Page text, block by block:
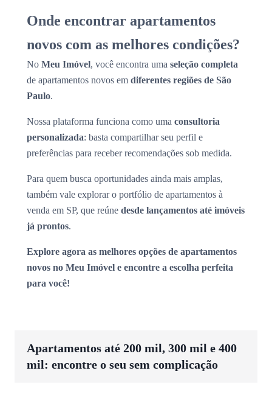
Onde encontrar apartamentos
novos com as melhores condições?
No Meu Imóvel, você encontra uma seleção completa
de apartamentos novos em diferentes regiões de São
Paulo.
Nossa plataforma funciona como uma consultoria
personalizada: basta compartilhar seu perfil e
preferências para receber recomendações sob medida.
Para quem busca oportunidades ainda mais amplas,
também vale explorar o portfólio de apartamentos à
venda em SP, que reúne desde lançamentos até imóveis
já prontos.
Explore agora as melhores opções de apartamentos
novos no Meu Imóvel e encontre a escolha perfeita
para você!
Apartamentos até 200 mil, 300 mil e 400
mil: encontre o seu sem complicação